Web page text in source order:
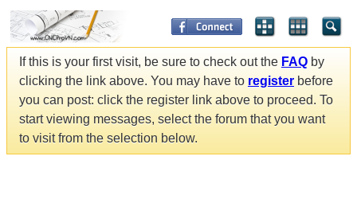
If this is your first visit, be sure to check out the FAQ by
clicking the link above. You may have to register before
you can post: click the register link above to proceed. To
start viewing messages, select the forum that you want
to visit from the selection below.